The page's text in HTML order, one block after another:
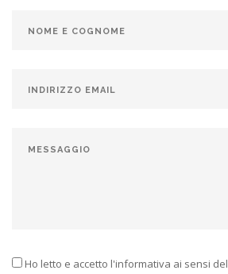
Ho letto e accetto l'informativa ai sensi